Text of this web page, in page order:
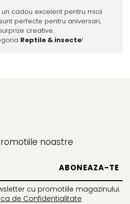
cadou excelent pentru micii
perfecte pentru aniversari,
creative.
Reptile & insecte!
noastre
cu promotiile magazinului.
de Confidentialitate